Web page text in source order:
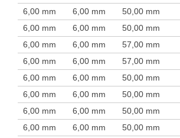
6,00 mm
6,00 mm 50,00 mm
6,00 mm
6,00 mm 50,00 mm
6,00 mm
6,00 mm 57,00 mm
6,00 mm
6,00 mm 57,00 mm
6,00 mm
6,00 mm 50,00 mm
6,00 mm
6,00 mm 50,00 mm
6,00 mm
6,00 mm 50,00 mm
6,00 mm
6,00 mm 50,00 mm